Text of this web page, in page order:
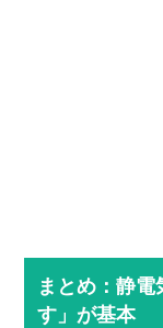
まとめ：静
す」が基本